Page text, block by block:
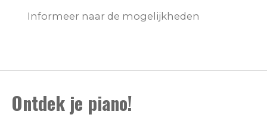
Informeer naar de mogelijkheden
Ontdek je piano!